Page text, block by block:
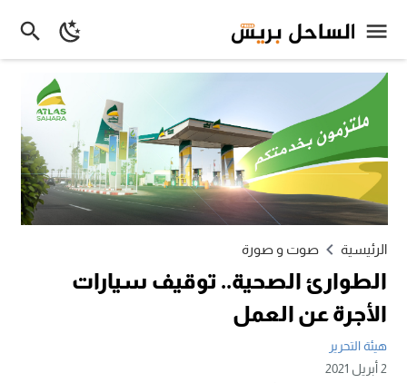
الرئيسية صوت و صورة
الطوارئ الصحية.. توقيف سيارات
الأجرة عن العمل
هيئة التحرير
2 أبريل 2021